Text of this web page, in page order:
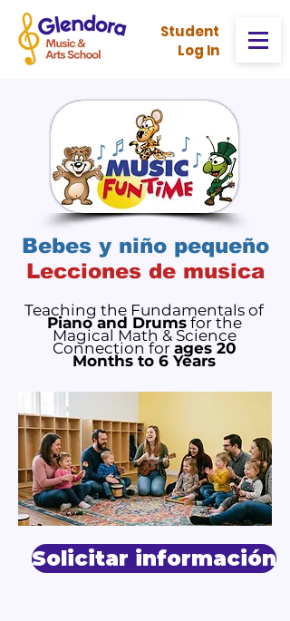
Student
Log In
Bebes y niño pequeño
Lecciones de musica
Teaching the Fundamentals of
Piano and Drumsfor the
Magical Math & Science
Connection for ages 20
Months to 6 Years
Solicitar información